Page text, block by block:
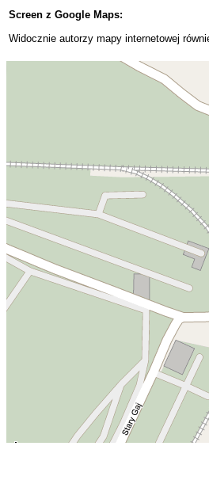
Screen z Google Maps:
Widocznie autorzy mapy internetowej